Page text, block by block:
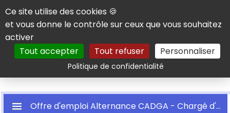
Panneau de gestion des cookies
Ce site utilise des cookies 🍪
et vous donne le contrôle sur ceux que vous souhaitez
activer
Tout accepter
Tout refuser Personnaliser
Politique de confidentialitéRechercher
Offre d'emploi Alternance CADGA - Chargé d'Accueil et de Gestion Administrative